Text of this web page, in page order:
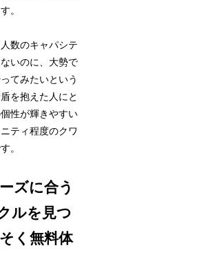
。
数のキャパシテ
いのに、大勢で
てみたいという
を抱えた人にと
性が輝きやすい
ティ程度のクワ
。
ズに合う
ルを見つ
く無料体